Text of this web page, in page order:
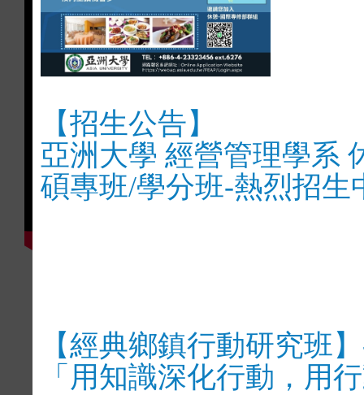
【招生公告】
亞洲大學 經營管理學系
碩專班/學分班-熱烈招生
【經典鄉鎮行動研究班
「用知識深化行動，用